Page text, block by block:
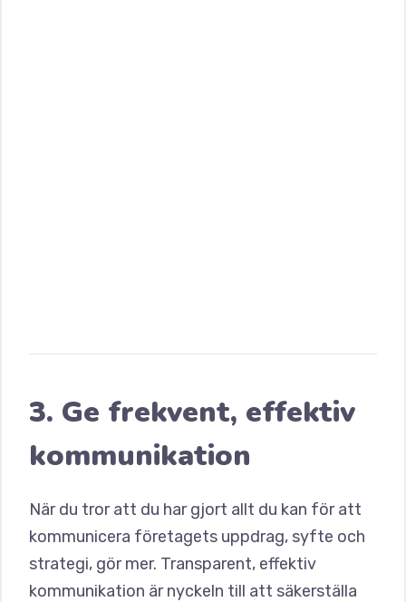
3. Ge frekvent, effektiv
kommunikation
När du tror att du har gjort allt du kan för att
kommunicera företagets uppdrag, syfte och
strategi, gör mer. Transparent, effektiv
kommunikation är nyckeln till att säkerställa